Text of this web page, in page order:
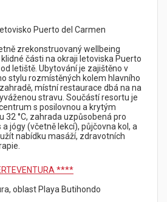
Puerto del Carmen
zrekonstruovaný wellbeing
části na okraji letoviska Puerto
letiště. Ubytování je zajištěno v
stylu rozmístěných kolem hlavního
místní restaurace dbá na na
stravu. Součástí resortu je
s posilovnou a krytým
32 °C, zahrada uzpůsobená pro
jógy (včetně lekcí), půjčovna kol, a
nabídku masáží, zdravotních
****
oblast Playa Butihondo
Zadejte kód
Prostor pro Vaše přání a